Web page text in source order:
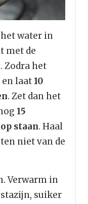
water in
met de
Zodra het
laat10
. Zet dan het
15
staan. Haal
niet van de
Verwarm in
suiker